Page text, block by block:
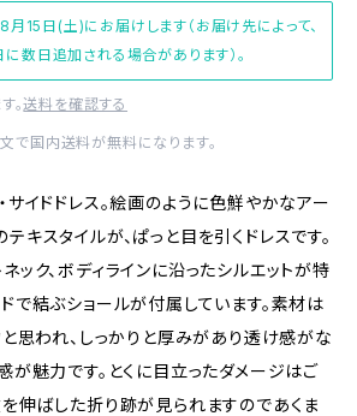
15日(土)にお届けします（お届け先によって、
数日追加される場合があります）。
。送料を確認する
国内送料が無料になります。
イドドレス。絵画のように色鮮やかなアー
キスタイルが、ぱっと目を引くドレスです。
ック、ボディラインに沿ったシルエットが特
で結ぶショールが付属しています。素材は
思われ、しっかりと厚みがあり透け感がな
が魅力です。とくに目立ったダメージはご
を伸ばした折り跡が見られますのであくま